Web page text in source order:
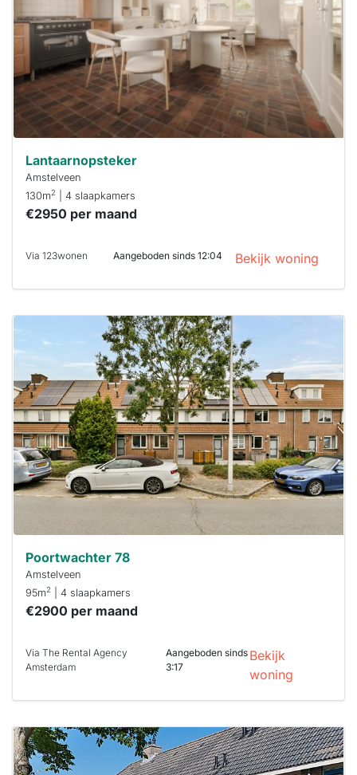
minuten
reageren.
Stekkies helpt
Lantaarnopsteker
Amstelveen
130m2 | 4 slaapkamers
€2950 per maand
Via 123wonen Aangeboden sinds 12:04 Bekijk woning
Deze woning
waarschijnlijk
al verhuurd
Om kans te
maken moet je
binnen 15
minuten
reageren.
Stekkies helpt
je hierbij!
Poortwachter 78
Amstelveen
95m2 | 4 slaapkamers
€2900 per maand
Via The Rental Agency
Amsterdam
Aangeboden sinds
3:17
Bekijk
woning
Deze woning
is